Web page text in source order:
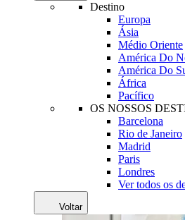
Destino
Europa
Ásia
Médio Oriente
América Do
América Do
África
Pacífico
OS NOSSOS
Barcelona
Rio de Janeiro
Madrid
Paris
Londres
Ver todos os
Voltar